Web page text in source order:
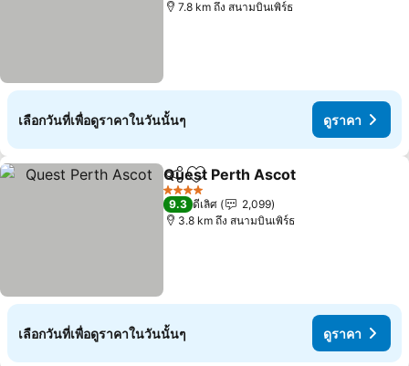
7.8 km ถึง สนามบินเพิร์ธ
เลือกวันที่เพื่อดูราคาในวันนั้นๆ ดูราคา
แชร์ เพิ่มในรายการโปรด
Quest Perth Ascot
4 ดาว
9.3 ดีเลิศ
2,099
3.8 km ถึง สนามบินเพิร์ธ
เลือกวันที่เพื่อดูราคาในวันนั้นๆ ดูราคา